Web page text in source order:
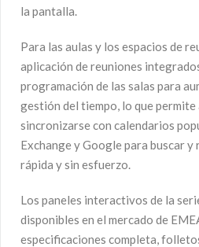
la pantalla.
Para las aulas y los espacios de
aplicación de reuniones
programación de las salas para
gestión del tiempo, lo que permite
sincronizarse con calendarios
Exchange y Google para buscar
rápida y sin esfuerzo.
Los paneles interactivos de la
disponibles en el mercado de
especificaciones completa,